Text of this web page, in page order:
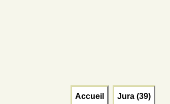
Accueil Jura (39)